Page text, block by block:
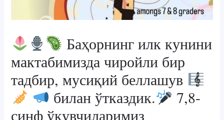
Баҳорнинг илк кунини
мактабимизда чиройли бир
тадбир, мусиқий беллашув
билан ўтказдик.
7,8-
синф ўқувчиларимиз